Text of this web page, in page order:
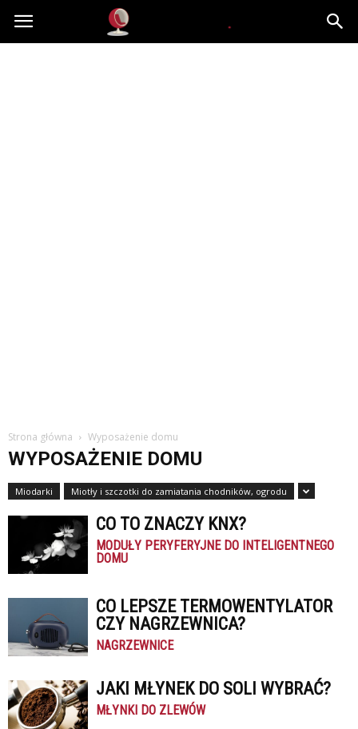
Dekoteria.pl
Strona główna Wyposażenie domu
WYPOSAŻENIE DOMU
Miodarki Miotły i szczotki do zamiatania chodników, ogrodu
CO TO ZNACZY KNX?
MODUŁY PERYFERYJNE DO INTELIGENTNEGO
DOMU
CO LEPSZE TERMOWENTYLATOR
CZY NAGRZEWNICA?
NAGRZEWNICE
JAKI MŁYNEK DO SOLI WYBRAĆ?
MŁYNKI DO ZLEWÓW